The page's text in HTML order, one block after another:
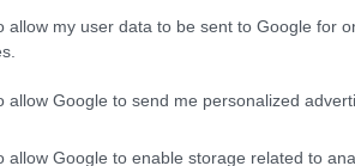
allow my user data to be sent to Google for
allow Google to send me personalized
allow Google to enable storage related to
Κόσμος |22.08.2024 23:00
σε... ψεύτικα
Το πλαστικό είχε